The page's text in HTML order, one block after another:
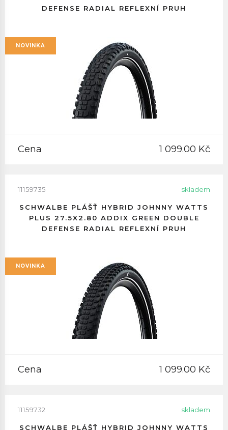
DEFENSE RADIAL REFLEXNÍ PRUH
NOVINKA
Cena 1 099.00 Kč
11159735 skladem
SCHWALBE PLÁŠŤ HYBRID JOHNNY WATTS
PLUS 27.5X2.80 ADDIX GREEN DOUBLE
DEFENSE RADIAL REFLEXNÍ PRUH
NOVINKA
Cena 1 099.00 Kč
11159732 skladem
SCHWALBE PLÁŠŤ HYBRID JOHNNY WATTS